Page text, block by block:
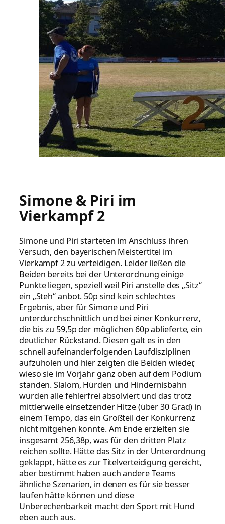
Simone & Piri im
Vierkampf 2
Simone und Piri starteten im Anschluss ihren
Versuch, den bayerischen Meistertitel im
Vierkampf 2 zu verteidigen. Leider ließen die
Beiden bereits bei der Unterordnung einige
Punkte liegen, speziell weil Piri anstelle des „Sitz“
ein „Steh“ anbot. 50p sind kein schlechtes
Ergebnis, aber für Simone und Piri
unterdurchschnittlich und bei einer Konkurrenz,
die bis zu 59,5p der möglichen 60p ablieferte, ein
deutlicher Rückstand. Diesen galt es in den
schnell aufeinanderfolgenden Laufdisziplinen
aufzuholen und hier zeigten die Beiden wieder,
wieso sie im Vorjahr ganz oben auf dem Podium
standen. Slalom, Hürden und Hindernisbahn
wurden alle fehlerfrei absolviert und das trotz
mittlerweile einsetzender Hitze (über 30 Grad) in
einem Tempo, das ein Großteil der Konkurrenz
nicht mitgehen konnte. Am Ende erzielten sie
insgesamt 256,38p, was für den dritten Platz
reichen sollte. Hätte das Sitz in der Unterordnung
geklappt, hätte es zur Titelverteidigung gereicht,
aber bestimmt haben auch andere Teams
ähnliche Szenarien, in denen es für sie besser
laufen hätte können und diese
Unberechenbarkeit macht den Sport mit Hund
eben auch aus.